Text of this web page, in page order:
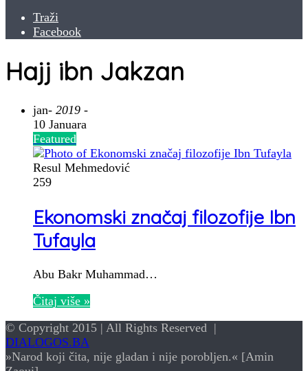
Traži
Facebook
Hajj ibn Jakzan
jan- 2019 -
10 Januara
Featured
Resul Mehmedović
259
Ekonomski značaj filozofije Ibn
Tufayla
Abu Bakr Muhammad…
Čitaj više »
© Copyright 2015 | All Rights Reserved |
DIALOGOS.BA
»Narod koji čita, nije gladan i nije porobljen.« [Amin